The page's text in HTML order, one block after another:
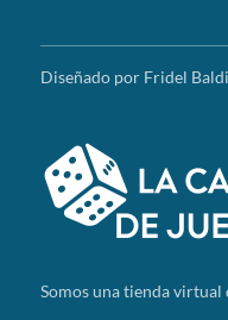
Diseñado por Fridel
Somosuna tienda virtual